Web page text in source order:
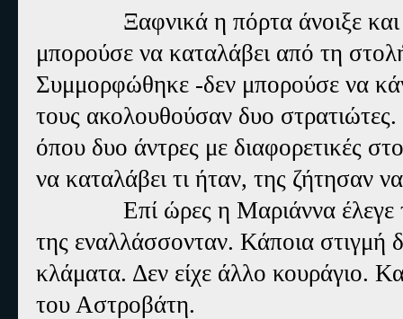
Ξαφνικά η πόρτα άνοιξε
μπορούσε να καταλάβει από τη
Συμμορφώθηκε -δεν μπορούσε να
τους ακολουθούσαν δυο στρατιώτες.
όπου δυο άντρες με διαφορετικές
να καταλάβει τι ήταν, της ζήτησαν
Επί ώρες η Μαριάννα έλεγε
της εναλλάσσονταν. Κάποια στιγμή
κλάματα. Δεν είχε άλλο κουράγιο.
του Αστροβάτη.